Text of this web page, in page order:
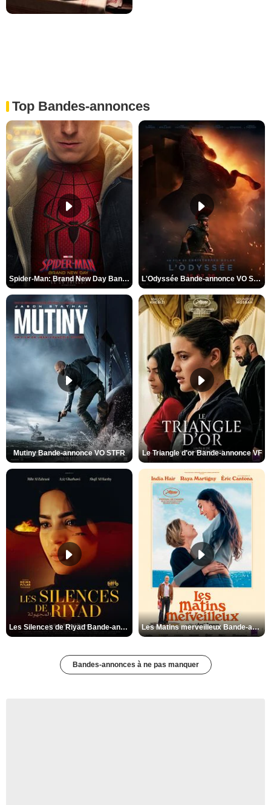
Top Bandes-annonces
Spider-Man: Brand New Day Bande-annonce VO STFR L'Odyssée Bande-annonce VO STFR
Mutiny Bande-annonce VO STFR Le Triangle d'or Bande-annonce VF
Les Silences de Riyad Bande-annonce VO STFR Les Matins merveilleux Bande-annonce VF
Bandes-annonces à ne pas manquer